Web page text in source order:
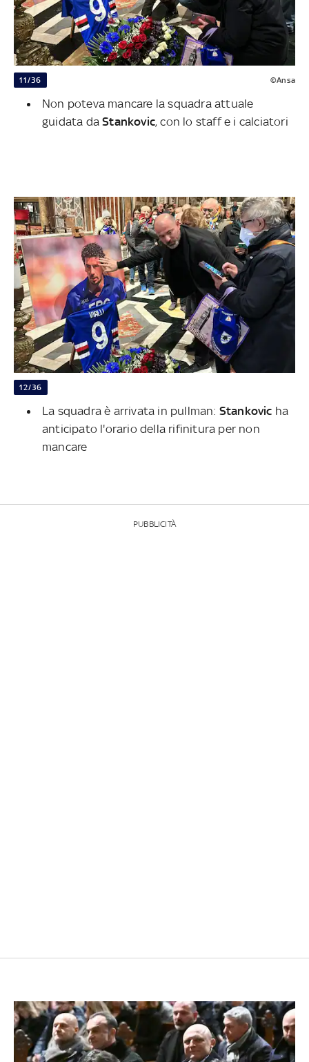
11/36 ©Ansa
Non poteva mancare la squadra attuale
guidata daStankovic, con lo staff e i calciatori
12/36
La squadra è arrivata in pullman: Stankovic ha
anticipato l'orario della rifinitura per non
mancare
PUBBLICITÀ